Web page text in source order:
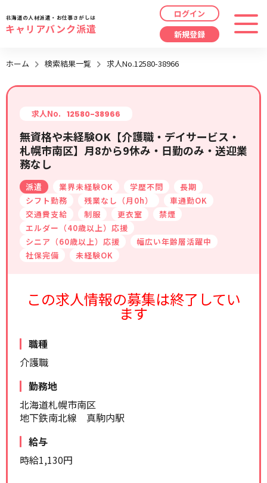
職種 指定なし
給与 時給/日給/月給から選択
こだわり 指定なし
キーワード 指定なし
最近見た求人
最近利用した検索条件
検索履歴はありません。
北海道の人材派遣・お仕事さがしは
キャリアバンク派遣
ログイン
新規登録
ホーム 検索結果一覧 求人No.12580-38966
求人No. 12580-38966
無資格や未経験OK【介護職・デイサービス・
札幌市南区】月8から9休み・日勤のみ・送迎業
務なし
派遣 業界未経験OK 学歴不問
長期
シフト勤務
残業なし（月0h）
車通勤OK
交通費支給
制服 更衣室
禁煙
エルダー（40歳以上）応援
シニア（60歳以上）応援
幅広い年齢層活躍中
社保完備
未経験OK
この求人情報の募集は終了してい
ます
職種
介護職
勤務地
北海道札幌市南区
地下鉄南北線 真駒内駅
給与
時給1,130円